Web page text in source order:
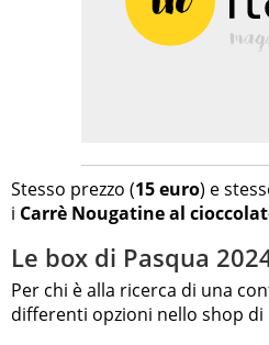
Stesso prezzo (15 euro) e
i Carrè Nougatine al
Le box di Pasqua
Per chi è alla ricerca di una
differenti opzioni nello shop di